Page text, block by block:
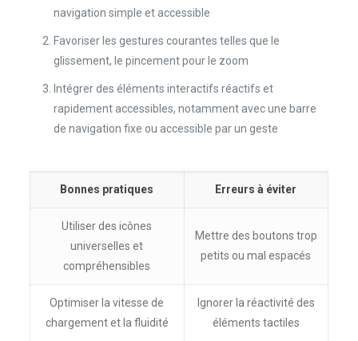
navigation simple et accessible
Favoriser les gestures courantes telles que le
glissement, le pincement pour le zoom
Intégrer des éléments interactifs réactifs et
rapidement accessibles, notamment avec une barre
de navigation fixe ou accessible par un geste
Bonnes pratiques Erreurs à éviter
Utiliser des icônes
universelles et
compréhensibles
Mettre des boutons trop
petits ou mal espacés
Optimiser la vitesse de
chargement et la fluidité
Ignorer la réactivité des
éléments tactiles